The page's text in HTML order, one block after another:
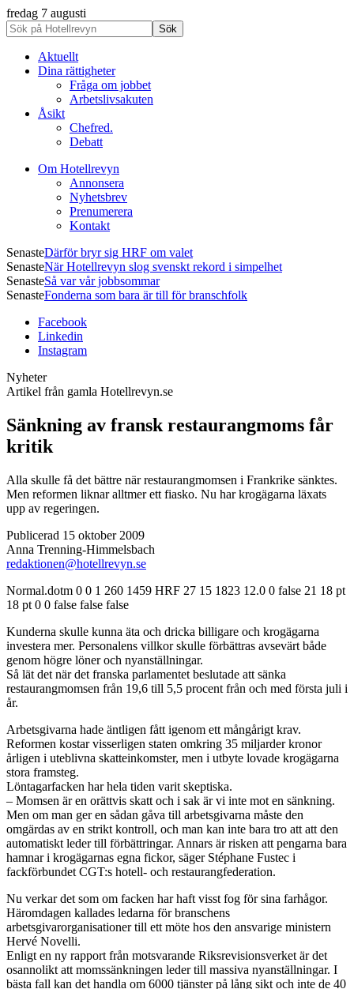
fredag 7 augusti
Aktuellt
Dina rättigheter
Fråga om jobbet
Arbetslivsakuten
Åsikt
Chefred.
Debatt
Om Hotellrevyn
Annonsera
Nyhetsbrev
Prenumerera
Kontakt
SenasteDärför bryr sig HRF om valet
SenasteNär Hotellrevyn slog svenskt rekord i simpelhet
SenasteSå var vår jobbsommar
SenasteFonderna som bara är till för branschfolk
Facebook
Linkedin
Instagram
Nyheter
Artikel från gamla Hotellrevyn.se
Sänkning av fransk restaurangmoms får
kritik
Alla skulle få det bättre när restaurangmomsen i Frankrike sänktes.
Men reformen liknar alltmer ett fiasko. Nu har krogägarna läxats
upp av regeringen.
Publicerad 15 oktober 2009
Anna Trenning-Himmelsbach
redaktionen@hotellrevyn.se
Normal.dotm 0 0 1 260 1459 HRF 27 15 1823 12.0 0 false 21 18 pt
18 pt 0 0 false false false
Kunderna skulle kunna äta och dricka billigare och krogägarna
investera mer. Personalens villkor skulle förbättras avsevärt både
genom högre löner och nyanställningar.
Så lät det när det franska parlamentet beslutade att sänka
restaurangmomsen från 19,6 till 5,5 procent från och med första juli i
år.
Arbetsgivarna hade äntligen fått igenom ett mångårigt krav.
Reformen kostar visserligen staten omkring 35 miljarder kronor
årligen i uteblivna skatteinkomster, men i utbyte lovade krogägarna
stora framsteg.
Löntagarfacken har hela tiden varit skeptiska.
– Momsen är en orättvis skatt och i sak är vi inte mot en sänkning.
Men om man ger en sådan gåva till arbetsgivarna måste den
omgärdas av en strikt kontroll, och man kan inte bara tro att att den
automatiskt leder till förbättringar. Annars är risken att pengarna bara
hamnar i krogägarnas egna fickor, säger Stéphane Fustec i
fackförbundet CGT:s hotell- och restaurangfederation.
Nu verkar det som om facken har haft visst fog för sina farhågor.
Häromdagen kallades ledarna för branschens
arbetsgivarorganisationer till ett möte hos den ansvarige ministern
Hervé Novelli.
Enligt en ny rapport från motsvarande Riksrevisionsverket är det
osannolikt att momssänkningen leder till massiva nyanställningar. I
bästa fall kan det handla om 6000 tjänster på lång sikt och inte de 40